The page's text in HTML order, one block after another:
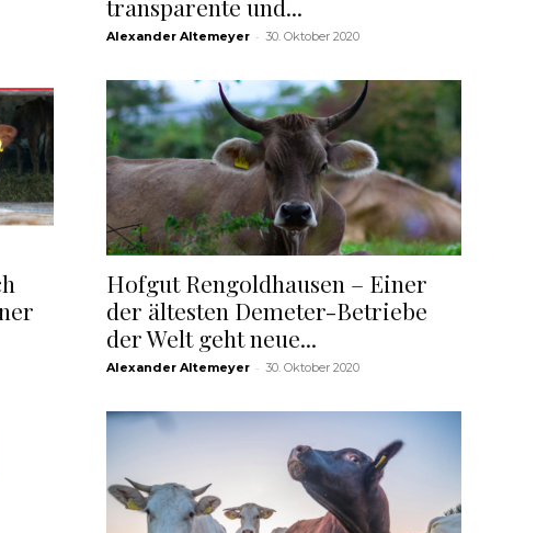
transparente und...
Alexander Altemeyer - 30. Oktober 2020
Hofgut Rengoldhausen – Einer
der ältesten Demeter-Betriebe
der Welt geht neue...
Alexander Altemeyer - 30. Oktober 2020